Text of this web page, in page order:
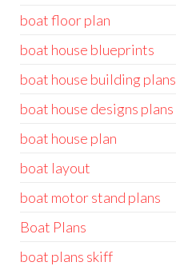
boat floor plan
boat house blueprints
boat house building plans
boat house designs plans
boat house plan
boat layout
boat motor stand plans
Boat Plans
boat plans skiff